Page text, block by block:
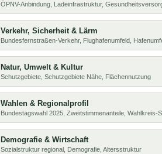
ÖPNV-Anbindung, Ladeinfrastruktur,
Verkehr, Sicherheit & Lärm
Bundesfernstraßen-Verkehr, Flughafenumfeld,
Natur, Umwelt & Kultur
Schutzgebiete, Schutzgebiete Nähe, Flächennutzung
Wahlen & Regionalprofil
Bundestagswahl 2025, Zweitstimmenanteile, Wahlkreis-
Demografie & Wirtschaft
Sozialstruktur regional, Demografie, Altersstruktur